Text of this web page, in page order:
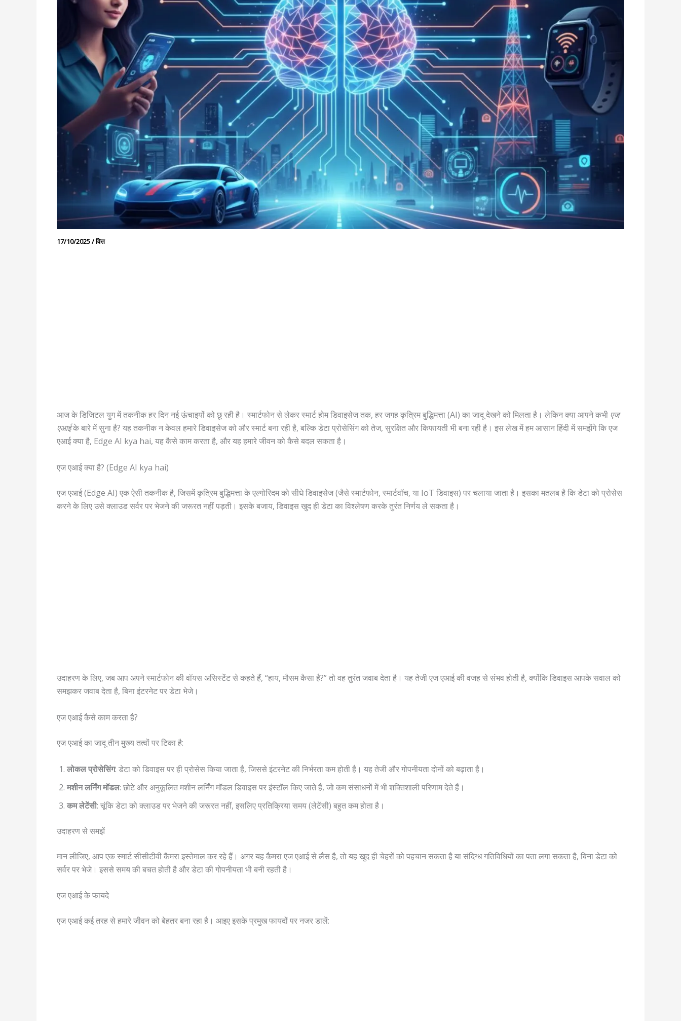
17/10/2025/वित्त
आज के डिजिटल युग में तकनीक हर दिन नई ऊंचाइयों को छू रही है। स्मार्टफोन से लेकर स्मार्ट होम डिवाइसेज तक, हर जगह कृत्रिम बुद्धिमत्ता (AI) का जादू देखने को मिलता है। लेकिन क्या आपने कभी एज
एआईके बारे में सुना है? यह तकनीक न केवल हमारे डिवाइसेज को और स्मार्ट बना रही है, बल्कि डेटा प्रोसेसिंग को तेज, सुरक्षित और किफायती भी बना रही है। इस लेख में हम आसान हिंदी में समझेंगे कि एज
एआई क्या है, Edge AI kya hai, यह कैसे काम करता है, और यह हमारे जीवन को कैसे बदल सकता है।
एज एआई क्या है? (Edge AI kya hai)
एज एआई (Edge AI) एक ऐसी तकनीक है, जिसमें कृत्रिम बुद्धिमत्ता के एल्गोरिदम को सीधे डिवाइसेज (जैसे स्मार्टफोन, स्मार्टवॉच, या IoT डिवाइस) पर चलाया जाता है। इसका मतलब है कि डेटा को प्रोसेस
करने के लिए उसे क्लाउड सर्वर पर भेजने की जरूरत नहीं पड़ती। इसके बजाय, डिवाइस खुद ही डेटा का विश्लेषण करके तुरंत निर्णय ले सकता है।
उदाहरण के लिए, जब आप अपने स्मार्टफोन की वॉयस असिस्टेंट से कहते हैं, “हाय, मौसम कैसा है?” तो वह तुरंत जवाब देता है। यह तेजी एज एआई की वजह से संभव होती है, क्योंकि डिवाइस आपके सवाल को
समझकर जवाब देता है, बिना इंटरनेट पर डेटा भेजे।
एज एआई कैसे काम करता है?
एज एआई का जादू तीन मुख्य तत्वों पर टिका है:
लोकल प्रोसेसिंग: डेटा को डिवाइस पर ही प्रोसेस किया जाता है, जिससे इंटरनेट की निर्भरता कम होती है। यह तेजी और गोपनीयता दोनों को बढ़ाता है।
मशीन लर्निंग मॉडल: छोटे और अनुकूलित मशीन लर्निंग मॉडल डिवाइस पर इंस्टॉल किए जाते हैं, जो कम संसाधनों में भी शक्तिशाली परिणाम देते हैं।
कम लेटेंसी: चूंकि डेटा को क्लाउड पर भेजने की जरूरत नहीं, इसलिए प्रतिक्रिया समय (लेटेंसी) बहुत कम होता है।
उदाहरण से समझें
मान लीजिए, आप एक स्मार्ट सीसीटीवी कैमरा इस्तेमाल कर रहे हैं। अगर यह कैमरा एज एआई से लैस है, तो यह खुद ही चेहरों को पहचान सकता है या संदिग्ध गतिविधियों का पता लगा सकता है, बिना डेटा को
सर्वर पर भेजे। इससे समय की बचत होती है और डेटा की गोपनीयता भी बनी रहती है।
एज एआई के फायदे
एज एआई कई तरह से हमारे जीवन को बेहतर बना रहा है। आइए इसके प्रमुख फायदों पर नजर डालें: